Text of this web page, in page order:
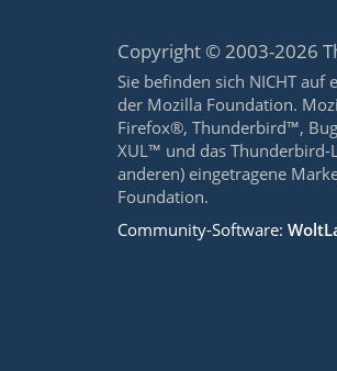
Copyright © 2003-2026
Sie befinden sich NICHT auf
der Mozilla Foundation.
Firefox®, Thunderbird™,
XUL™ und das Thunderbird-
anderen) eingetragene
Foundation.
Community-Software: